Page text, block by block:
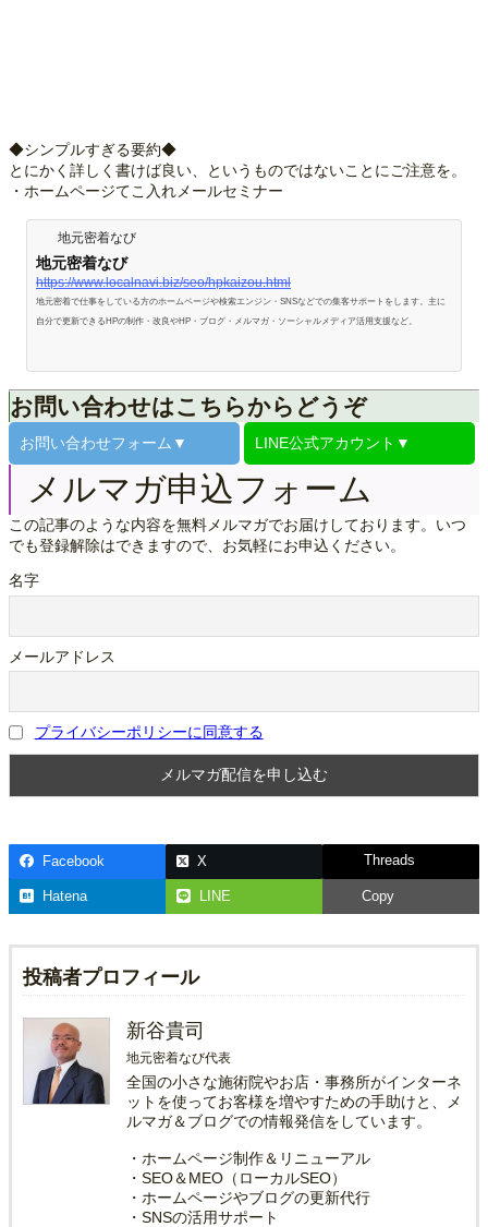
◆シンプルすぎる要約◆
とにかく詳しく書けば良い、というものではないことにご注意を。
・ホームページてこ入れメールセミナー
地元密着なび
地元密着なび
https://www.localnavi.biz/seo/hpkaizou.html
地元密着で仕事をしている方のホームページや検索エンジン・SNSなどでの集客サポートをします。主に
自分で更新できるHPの制作・改良やHP・ブログ・メルマガ・ソーシャルメディア活用支援など。
お問い合わせはこちらからどうぞ
お問い合わせフォーム▼ LINE公式アカウント▼
メルマガ申込フォーム
この記事のような内容を無料メルマガでお届けしております。いつ
でも登録解除はできますので、お気軽にお申込ください。
名字
メールアドレス
プライバシーポリシーに同意する
Facebook X Threads
Hatena LINE Copy
投稿者プロフィール
新谷貴司
地元密着なび代表
全国の小さな施術院やお店・事務所がインターネ
ットを使ってお客様を増やすための手助けと、メ
ルマガ＆ブログでの情報発信をしています。
・ホームページ制作＆リニューアル
・SEO＆MEO（ローカルSEO）
・ホームページやブログの更新代行
・SNSの活用サポート